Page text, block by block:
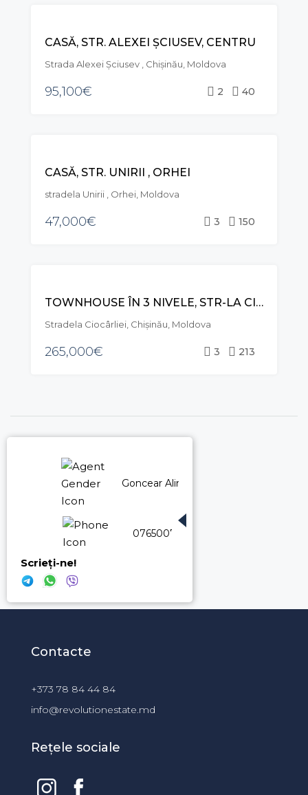
CASĂ, STR. ALEXEI ȘCIUSEV, CENTRU
Strada Alexei Şciusev , Chișinău, Moldova
95,100€ 2 40
EXCLUSIVE
CASĂ, STR. UNIRII , ORHEI
stradela Unirii , Orhei, Moldova
47,000€ 3 150
TOWNHOUSE ÎN 3 NIVELE, STR-LA CIOCÂRLIEI, TELECENTRU
Stradela Ciocârliei, Chișinău, Moldova
265,000€ 3 213
Goncear Alina
076500773
Scrieți-ne!
Contacte
+373 78 84 44 84
info@revolutionestate.md
Rețele sociale